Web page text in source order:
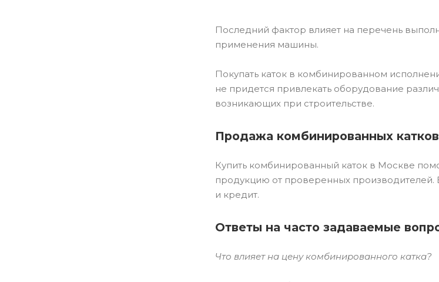
Последний фактор влияет на перечень
применения машины.
Покупать каток в комбинированном
не придется привлекать оборудование
возникающих при строительстве.
Продажа комбинированных катков
Купить комбинированный каток в Москве
продукцию от проверенных
и кредит.
Ответы на часто задаваемые
Что влияет на цену комбинированного катка?